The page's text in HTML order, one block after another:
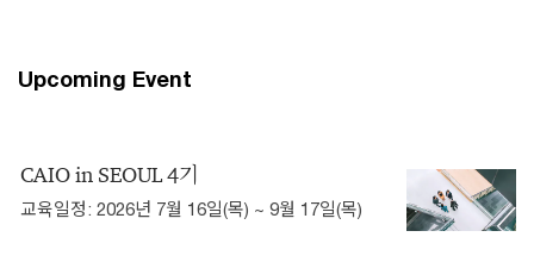
Upcoming Event
CAIO in SEOUL 4기
교육일정: 2026년 7월 16일(목) ~ 9월 17일(목)